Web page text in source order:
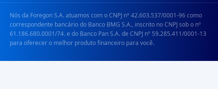
Nós da Foregon S.A. atuamos com o CNPJ nº 42.603.537/0001-96 como
correspondente bancário do Banco BMG S.A., inscrito no CNPJ sob o nº
61.186.680.0001/74. e do Banco Pan S.A. de CNPJ nº 59.285.411/0001-13
para oferecer o melhor produto financeiro para você.